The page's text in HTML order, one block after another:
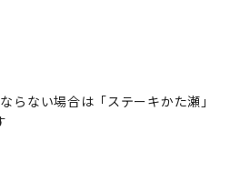
らない場合は「ステーキかた瀬」